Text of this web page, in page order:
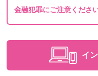
金融犯罪にご注意くださ
イ